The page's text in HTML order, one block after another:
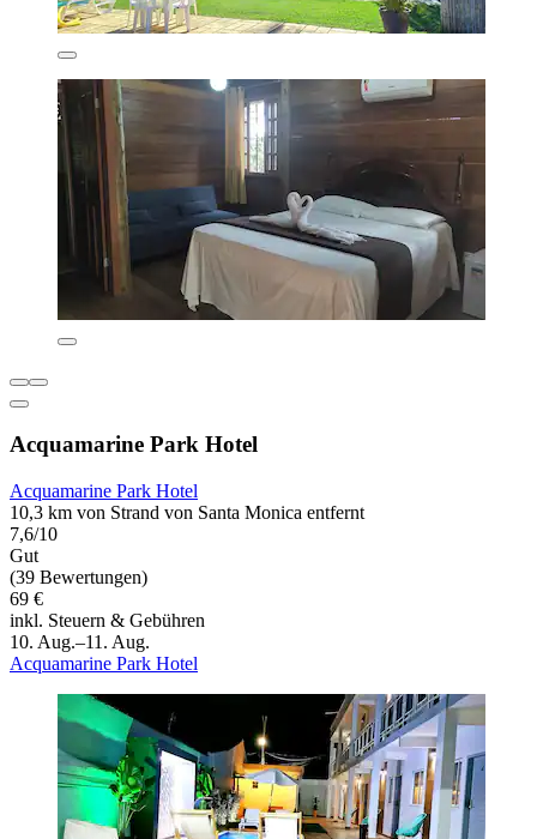
Acquamarine Park Hotel
Acquamarine Park Hotel
10,3 km von Strand von Santa Monica entfernt
7,6/10
Gut
(39 Bewertungen)
69 €
inkl. Steuern & Gebühren
10. Aug.–11. Aug.
Acquamarine Park Hotel